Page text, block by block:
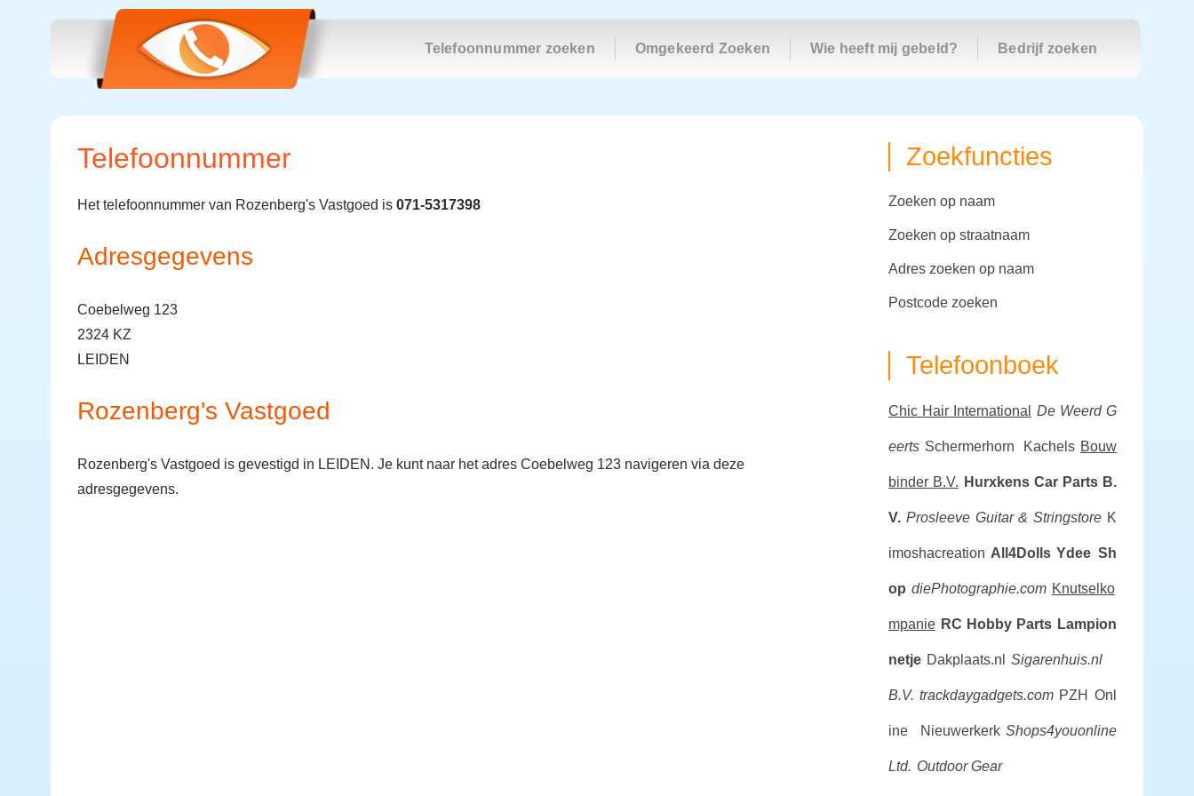
Telefoonnummer zoeken Omgekeerd Zoeken Wie heeft mij gebeld? Bedrijf zoeken
Telefoonnummer
Het telefoonnummer van Rozenberg's Vastgoed is 071-5317398
Adresgegevens
Coebelweg 123
2324 KZ
LEIDEN
Rozenberg's Vastgoed
Rozenberg's Vastgoed is gevestigd in LEIDEN. Je kunt naar het adres Coebelweg 123 navigeren via deze
adresgegevens.
Zoekfuncties
zoeken op naam
zoeken op straatnaam
adres zoeken op naam
postcode zoeken
Telefoonboek
Chic Hair International De Weerd G
eerts Schermerhorn Kachels Bouw
binder B.V. Hurxkens Car Parts B.
V. Prosleeve Guitar & Stringstore K
imoshacreation All4Dolls Ydee Sh
op diePhotographie.com Knutselko
mpanie RC Hobby Parts Lampion
netje Dakplaats.nl Sigarenhuis.nl
B.V. trackdaygadgets.com PZH Onl
ine Nieuwerkerk Shops4youonline
Ltd. Outdoor Gear